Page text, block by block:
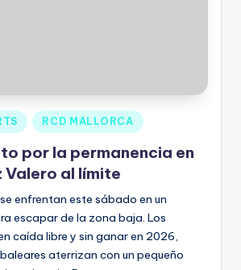
RCD MALLORCA
por la permanencia en
Valero al límite
enfrentan este sábado en un
escapar de la zona baja. Los
caída libre y sin ganar en 2026,
aterrizan con un pequeño